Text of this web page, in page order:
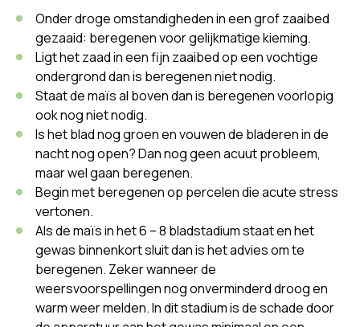
Onder droge omstandigheden in een grof zaaibed
gezaaid: beregenen voor gelijkmatige kieming.
Ligt het zaad in een fijn zaaibed op een vochtige
ondergrond dan is beregenen niet nodig.
Staat de maïs al boven dan is beregenen voorlopig
ook nog niet nodig.
Is het blad nog groen en vouwen de bladeren in de
nacht nog open? Dan nog geen acuut probleem,
maar wel gaan beregenen.
Begin met beregenen op percelen die acute stress
vertonen.
Als de maïs in het 6 – 8 bladstadium staat en het
gewas binnenkort sluit dan is het advies om te
beregenen. Zeker wanneer de
weersvoorspellingen nog onverminderd droog en
warm weer melden. In dit stadium is de schade door